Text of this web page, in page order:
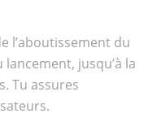
l’aboutissement du
jusqu’à la
Tu assures